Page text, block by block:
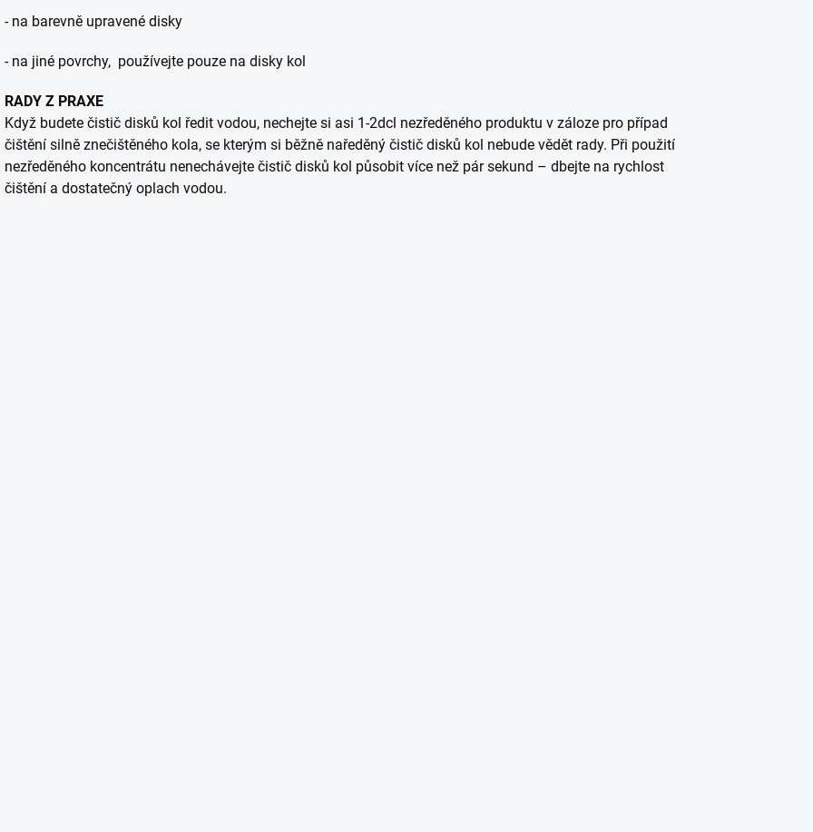
- na barevně upravené disky
- na jiné povrchy, používejte pouze na disky kol
RADY Z PRAXE
Když budete čistič disků kol ředit vodou, nechejte si asi 1-2dcl nezředěného produktu v záloze pro případ
čištění silně znečištěného kola, se kterým si běžně naředěný čistič disků kol nebude vědět rady. Při použití
nezředěného koncentrátu nenechávejte čistič disků kol působit více než pár sekund – dbejte na rychlost
čištění a dostatečný oplach vodou.